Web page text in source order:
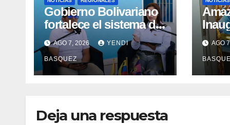
Gobierno Bolivariano
fortalece el sistema de
salud en Aragua con la
reinauguración del CDI
La Mora
AGO 7, 2026 YENDI
BASQUEZ
II AGO
Deja una respuesta